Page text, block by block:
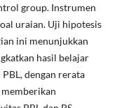
group. Instrumen
uraian. Uji hipotesis
ini menunjukkan
hasil belajar
dengan rerata